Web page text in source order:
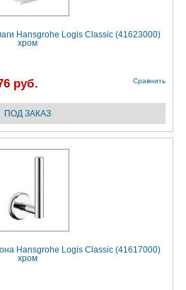
Hansgrohe Logis Classic (41623000)
хром
руб. Сравнить
Hansgrohe Logis Classic (41617000)
хром